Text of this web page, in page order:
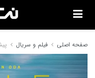
صفحه اصلی فیلم و سریال